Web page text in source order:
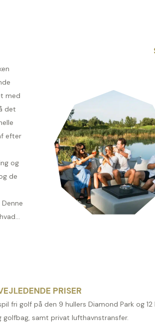
med
det
efter
og
de
PRISER
fri golf på den 9 hullers Diamond Park og
golfbag, samt privat lufthavnstransfer.